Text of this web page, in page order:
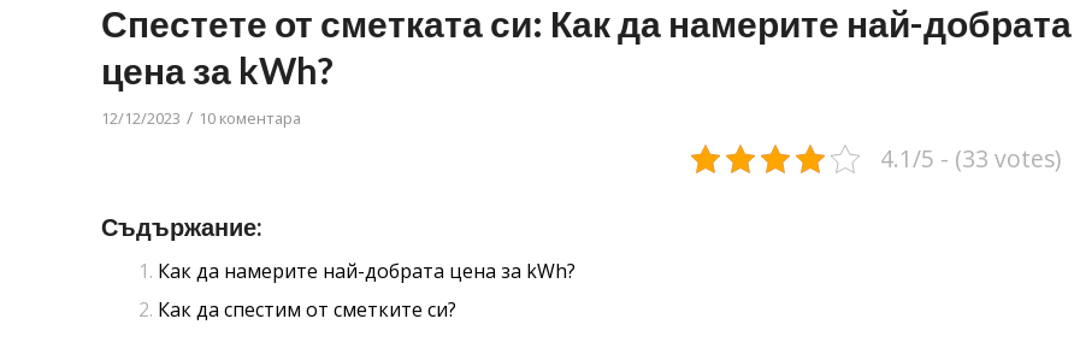
Спестете от сметката си: Как да намерите най-добрата
цена за kWh?
12/12/2023 / 10 коментара
4.1/5 - (33 votes)
Съдържание:
Как да намерите най-добрата цена за kWh?
Как да спестим от сметките си?